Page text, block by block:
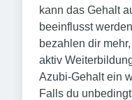
kann das Gehalt
beeinflusst
bezahlen dir
aktiv
Azubi-Gehalt ein
Falls du